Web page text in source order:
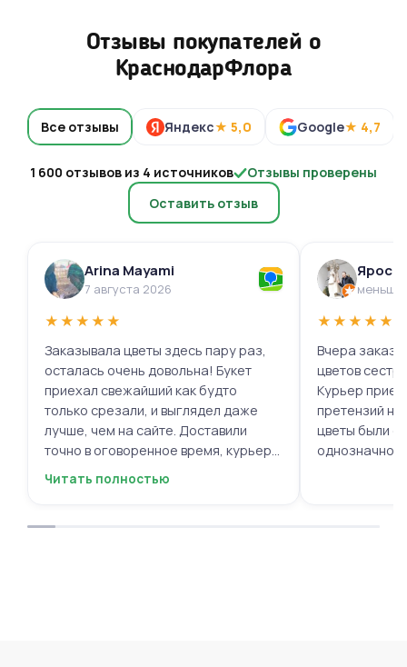
Отзывы покупателей о
КраснодарФлора
Все отзывы Яндекс★ 5,0 Google★ 4,7
1 600 отзывов из 4 источников
Отзывы проверены
Оставить отзыв
Arina Mayami
7 августа 2026
★★★★★
Заказывала цветы здесь пару раз,
осталась очень довольна! Букет
приехал свежайший как будто
только срезали, и выглядел даже
лучше, чем на сайте. Доставили
точно в оговоренное время, курьер
вежливый, ещё и открытку с тёплыми
приятными. Однозначно буду
Читать полностью
меньше
★★★★★
Вчера
цветов
Курьер
претензий
цветы были
однозначно.